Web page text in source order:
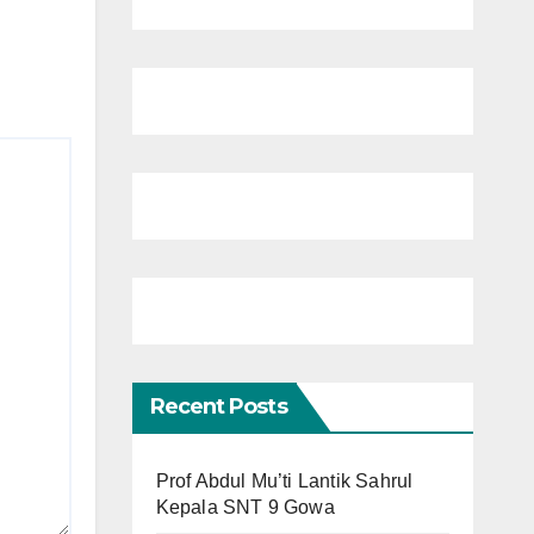
Recent Posts
Prof Abdul Mu’ti Lantik Sahrul
Kepala SNT 9 Gowa